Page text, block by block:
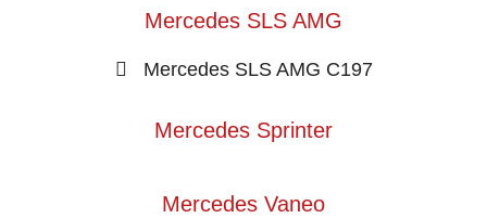
Mercedes SLS AMG
Mercedes SLS AMG C197
Mercedes Sprinter
Mercedes Vaneo